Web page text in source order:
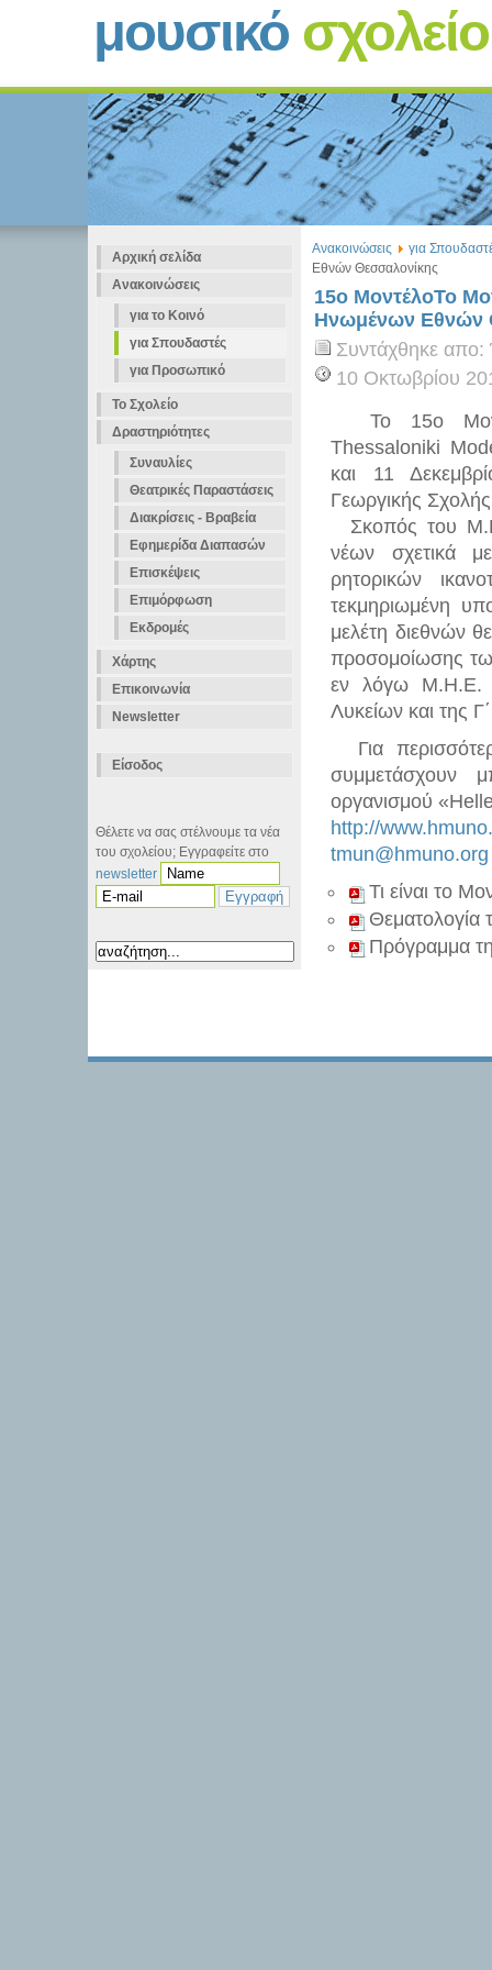
μουσικό
Αρχική σελίδα
Ανακοινώσεις
για το Κοινό
για Σπουδαστές
για Προσωπικό
Το Σχολείο
Δραστηριότητες
Συναυλίες
Θεατρικές Παραστάσεις
Διακρίσεις - Βραβεία
Εφημερίδα Διαπασών
Επισκέψεις
Επιμόρφωση
Εκδρομές
Χάρτης
Επικοινωνία
Newsletter
Είσοδος
Θέλετε να σας στέλνουμε τα νέα
του σχολείου; Εγγραφείτε στο
newsletter
Ανακοινώσεις
για
Εθνών Θεσσαλονίκης
15ο ΜοντέλοΤο
Ηνωμένων Εθνών
Συντάχθηκε
10 Οκτωβρίου
Το 15ο
Thessaloniki
και 11
Γεωργικής
Σκοπός του
νέων σχετικά
ρητορικών
τεκμηριωμένη
μελέτη διεθνών
προσομοίωσης
εν λόγω Μ.Η.Ε.
Λυκείων και της
Για
συμμετάσχουν
οργανισμού
http://
tmun@hmuno.org
Τι είναι το
Θεματολογία
Πρόγραμμα